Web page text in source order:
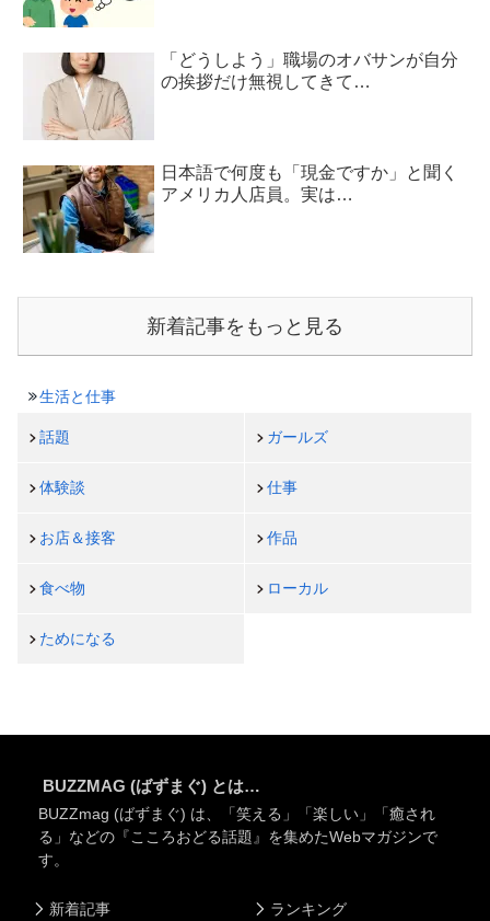
「どうしよう」職場のオバサンが自分
の挨拶だけ無視してきて…
日本語で何度も「現金ですか」と聞く
アメリカ人店員。実は…
新着記事をもっと見る
生活と仕事
話題 ガールズ
体験談 仕事
お店＆接客 作品
食べ物 ローカル
ためになる
BUZZMAG (ばずまぐ) とは…
BUZZmag (ばずまぐ) は、「笑える」「楽しい」「癒され
る」などの『こころおどる話題』を集めたWebマガジンで
す。
新着記事 ランキング